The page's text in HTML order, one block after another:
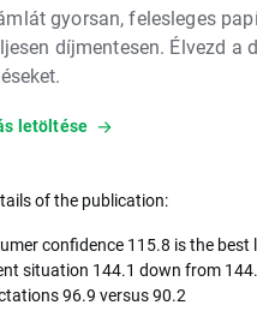
gyorsan, felesleges
díjmentesen. Élvezd a
letöltése
of the publication:
confidence 115.8 is the best
situation 144.1 down from
96.9 versus 90.2